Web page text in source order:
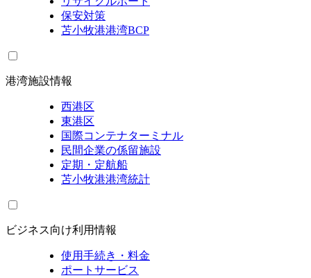
保安対策
苫小牧港港湾BCP
港湾施設情報
西港区
東港区
国際コンテナターミナル
民間企業の係留施設
定期・定航船
苫小牧港港湾統計
ビジネス向け利用情報
使用手続き・料金
ポートサービス